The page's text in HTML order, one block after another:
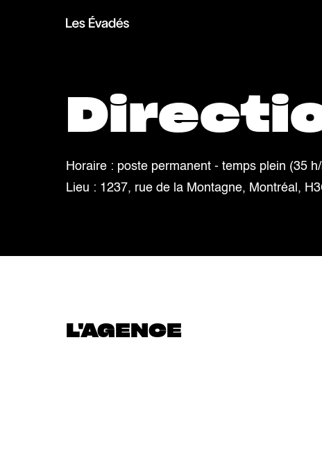
Horaire : poste permanent - temps plein (35
Lieu : 1237, rue de la Montagne, Montréal,
L'AGENCE